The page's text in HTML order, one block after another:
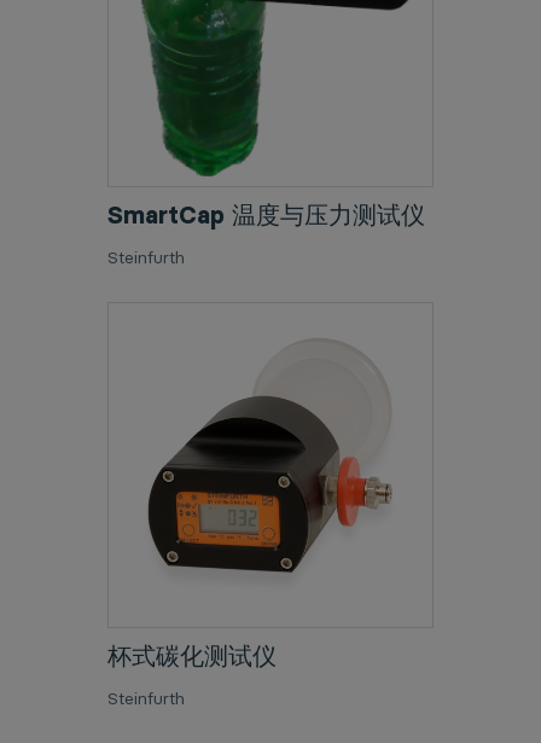
SmartCap 温度与压力测试仪
Steinfurth
杯式碳化测试仪
Steinfurth